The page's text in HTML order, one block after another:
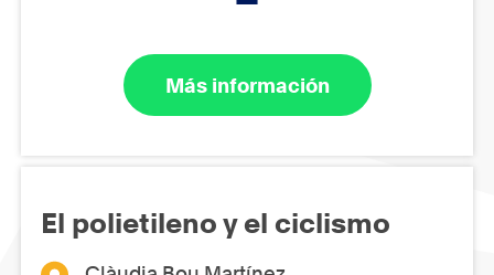
Más información
El polietileno y el ciclismo